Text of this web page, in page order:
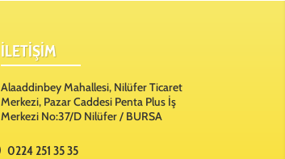
İLETİŞİM
Alaaddinbey Mahallesi, Nilüfer Ticaret
Merkezi, Pazar Caddesi Penta Plus İş
Merkezi No:37/D Nilüfer / BURSA
0224 251 35 35